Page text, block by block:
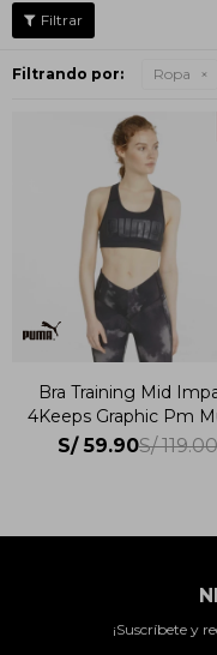
Filtrando por: Ropa
Bra Training Mid
4Keeps Graphic Pm
S/ 59.90S/ 119.00
¡Suscríbete y